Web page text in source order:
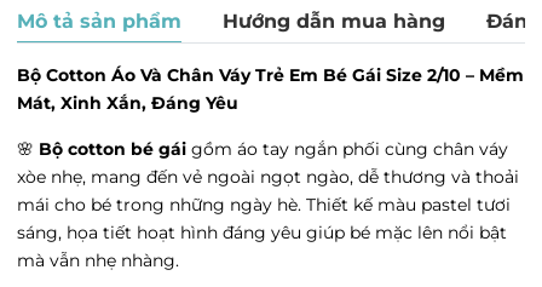
Royal City - 72A Đường Nguyễn Trãi, Phường
Thượng Đình, Hà Nội
Vincom 3 tháng 2 - Vincom 3 tháng 2,
Tình trạng:Hết hàng
satra - satra, Phường Văn Miếu, Hà Nội
Tình trạng: Hết hàng
Vin Hải Phòng Imperia - Vin Hải Phòng
Imperia, Phường Thượng Lý, Hải Phòng
Mô tả sản phẩm Hướng dẫn mua hàng
Bộ Cotton Áo Và Chân Váy Trẻ Em Bé Gái Size 2/10 – Mềm
Mát, Xinh Xắn, Đáng Yêu
🌸 Bộ cotton bé gái gồm áo tay ngắn phối cùng chân váy
xòe nhẹ, mang đến vẻ ngoài ngọt ngào, dễ thương và thoải
mái cho bé trong những ngày hè. Thiết kế màu pastel tươi
sáng, họa tiết hoạt hình đáng yêu giúp bé mặc lên nổi bật
mà vẫn nhẹ nhàng.